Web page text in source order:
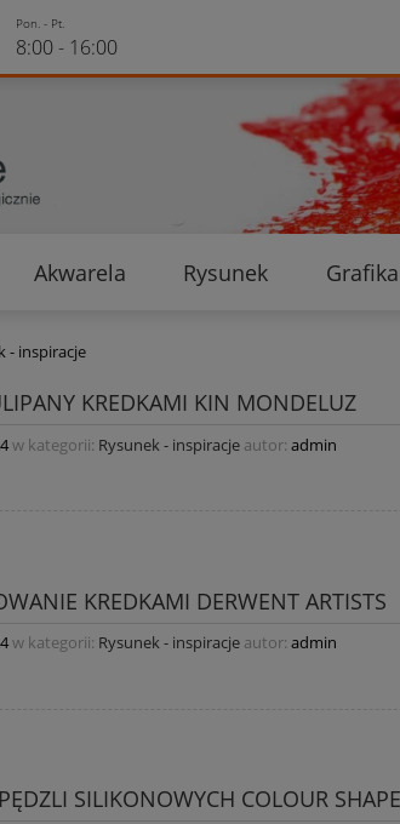
Akwarela Rysunek Grafika
- inspiracje
KREDKAMI KIN MONDELUZ
w kategorii: Rysunek - inspiracje autor: admin
KREDKAMI DERWENT ARTISTS
w kategorii: Rysunek - inspiracje autor: admin
SILIKONOWYCH COLOUR
Pon. - Pt.
8:00 - 16:00